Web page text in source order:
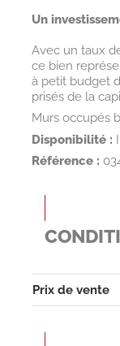
Un
Avec un taux
ce bien
à petit budget
prisés de la
Murs occupés
Disponibilité :
Référence :
Prix de vente